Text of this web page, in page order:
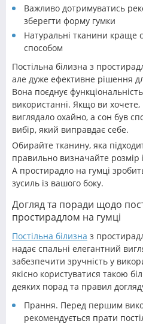
Важливо дотримуватись
зберегти форму гумки
Натуральні тканини
способом
Постільна білизна з
але дуже ефективне рішення
Вона поєднує
використанні. Якщо ви
виглядало охайно, а сон був
вибір, який виправдає себе.
Обирайте тканину, яка
правильно визначайте розмір
А простирадло на гумці
зусиль із вашого боку.
Догляд та поради щодо
простирадлом на гумці
Постільна білизна з
надає спальні елегантний
забезпечити зручність у
якісно користуватися такою
деяких порад та правил
Прання. Перед першим
рекомендується прати